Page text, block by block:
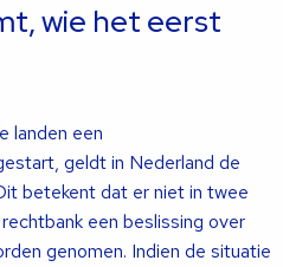
wie het eerst
landen een
geldt in Nederland de
betekent dat er niet in twee
een beslissing over
genomen. Indien de situatie